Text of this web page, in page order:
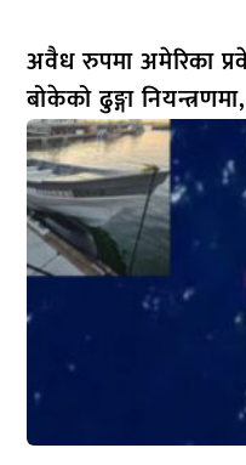
अवैध रुपमा अमेरिका
बोकेको ढुङ्गा